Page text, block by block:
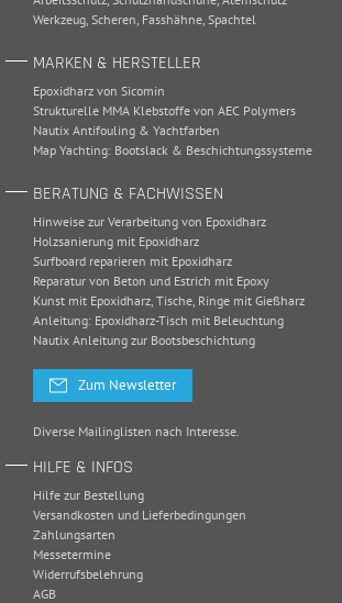
Werkzeug Scheren Fasshähne Spachtel
MARKEN & HERSTELLER
Epoxidharz von Sicomin
Strukturelle MMA Klebstoffe von AEC Polymers
Nautix Antifouling & Yachtfarben
Map Yachting: Bootslack & Beschichtungssysteme
BERATUNG & FACHWISSEN
Hinweise zur Verarbeitung von Epoxidharz
Holzsanierung mit Epoxidharz
Surfboard reparieren mit Epoxidharz
Reparatur von Beton und Estrich mit Epoxy
Kunst mit Epoxidharz, Tische, Ringe mit Gießharz
Anleitung: Epoxidharz-Tisch mit Beleuchtung
Nautix Anleitung zur Bootsbeschichtung
Zum Newsletter
Diverse Mailinglisten nach Interesse.
HILFE & INFOS
Hilfe zur Bestellung
Versandkosten und Lieferbedingungen
Zahlungsarten
Messetermine
Widerrufsbelehrung
AGB